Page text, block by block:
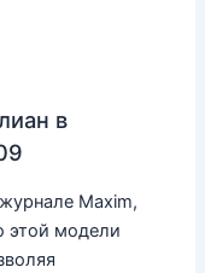
в
Maxim,
модели